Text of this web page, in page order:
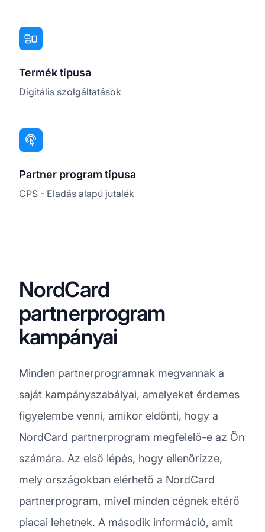
Termék típusa
Digitális szolgáltatások
Partner program típusa
CPS - Eladás alapú jutalék
NordCard
partnerprogram
kampányai
Minden partnerprogramnak megvannak a
saját kampányszabályai, amelyeket érdemes
figyelembe venni, amikor eldönti, hogy a
NordCard partnerprogram megfelelő-e az Ön
számára. Az első lépés, hogy ellenőrizze,
mely országokban elérhető a NordCard
partnerprogram, mivel minden cégnek eltérő
piacai lehetnek. A második információ, amit